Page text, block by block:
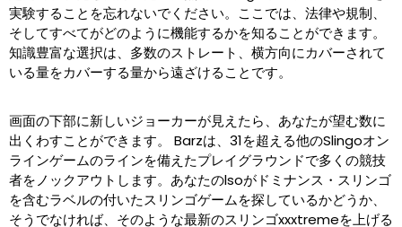
実験することを忘れないでください。ここでは、法律や規制、
そしてすべてがどのように機能するかを知ることができます。
知識豊富な選択は、多数のストレート、横方向にカバーされて
いる量をカバーする量から遠ざけることです。
画面の下部に新しいジョーカーが見えたら、あなたが望む数に
出くわすことができます。 Barzは、31を超える他のSlingoオン
ラインゲームのラインを備えたプレイグラウンドで多くの競技
者をノックアウトします。あなたのlsoがドミナンス・スリンゴ
を含むラベルの付いたスリンゴゲームを探しているかどうか、
そうでなければ、そのような最新のスリンゴxxxtremeを上げる